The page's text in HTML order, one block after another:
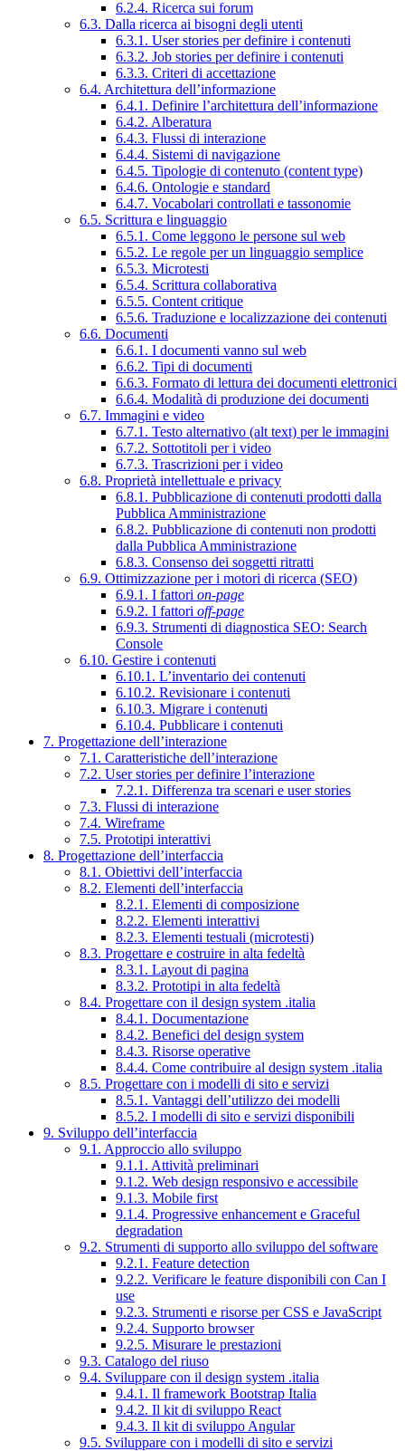
6.2.4. Ricerca sui forum
6.3. Dalla ricerca ai bisogni degli utenti
6.3.1. User stories per definire i contenuti
6.3.2. Job stories per definire i contenuti
6.3.3. Criteri di accettazione
6.4. Architettura dell’informazione
6.4.1. Definire l’architettura dell’informazione
6.4.2. Alberatura
6.4.3. Flussi di interazione
6.4.4. Sistemi di navigazione
6.4.5. Tipologie di contenuto (content type)
6.4.6. Ontologie e standard
6.4.7. Vocabolari controllati e tassonomie
6.5. Scrittura e linguaggio
6.5.1. Come leggono le persone sul web
6.5.2. Le regole per un linguaggio semplice
6.5.3. Microtesti
6.5.4. Scrittura collaborativa
6.5.5. Content critique
6.5.6. Traduzione e localizzazione dei contenuti
6.6. Documenti
6.6.1. I documenti vanno sul web
6.6.2. Tipi di documenti
6.6.3. Formato di lettura dei documenti elettronici
6.6.4. Modalità di produzione dei documenti
6.7. Immagini e video
6.7.1. Testo alternativo (alt text) per le immagini
6.7.2. Sottotitoli per i video
6.7.3. Trascrizioni per i video
6.8. Proprietà intellettuale e privacy
6.8.1. Pubblicazione di contenuti prodotti dalla
Pubblica Amministrazione
6.8.2. Pubblicazione di contenuti non prodotti
dalla Pubblica Amministrazione
6.8.3. Consenso dei soggetti ritratti
6.9. Ottimizzazione per i motori di ricerca (SEO)
6.9.1. I fattori on-page
6.9.2. I fattori off-page
6.9.3. Strumenti di diagnostica SEO: Search
Console
6.10. Gestire i contenuti
6.10.1. L’inventario dei contenuti
6.10.2. Revisionare i contenuti
6.10.3. Migrare i contenuti
6.10.4. Pubblicare i contenuti
7. Progettazione dell’interazione
7.1. Caratteristiche dell’interazione
7.2. User stories per definire l’interazione
7.2.1. Differenza tra scenari e user stories
7.3. Flussi di interazione
7.4. Wireframe
7.5. Prototipi interattivi
8. Progettazione dell’interfaccia
8.1. Obiettivi dell’interfaccia
8.2. Elementi dell’interfaccia
8.2.1. Elementi di composizione
8.2.2. Elementi interattivi
8.2.3. Elementi testuali (microtesti)
8.3. Progettare e costruire in alta fedeltà
8.3.1. Layout di pagina
8.3.2. Prototipi in alta fedeltà
8.4. Progettare con il design system .italia
8.4.1. Documentazione
8.4.2. Benefici del design system
8.4.3. Risorse operative
8.4.4. Come contribuire al design system .italia
8.5. Progettare con i modelli di sito e servizi
8.5.1. Vantaggi dell’utilizzo dei modelli
8.5.2. I modelli di sito e servizi disponibili
9. Sviluppo dell’interfaccia
9.1. Approccio allo sviluppo
9.1.1. Attività preliminari
9.1.2. Web design responsivo e accessibile
9.1.3. Mobile first
9.1.4. Progressive enhancement e Graceful
degradation
9.2. Strumenti di supporto allo sviluppo del software
9.2.1. Feature detection
9.2.2. Verificare le feature disponibili con Can I
use
9.2.3. Strumenti e risorse per CSS e JavaScript
9.2.4. Supporto browser
9.2.5. Misurare le prestazioni
9.3. Catalogo del riuso
9.4. Sviluppare con il design system .italia
9.4.1. Il framework Bootstrap Italia
9.4.2. Il kit di sviluppo React
9.4.3. Il kit di sviluppo Angular
9.5. Sviluppare con i modelli di sito e servizi